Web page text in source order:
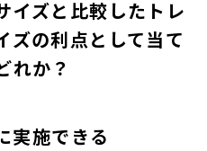
イズと比較したトレ
ズの利点として当て
れか？
実施できる